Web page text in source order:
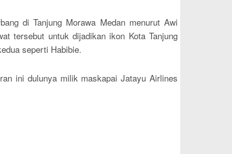
di Tanjung Morawa Medan menurut Awi
tersebut untuk dijadikan ikon Kota Tanjung
seperti Habibie.
ini dulunya milik maskapai Jatayu Airlines